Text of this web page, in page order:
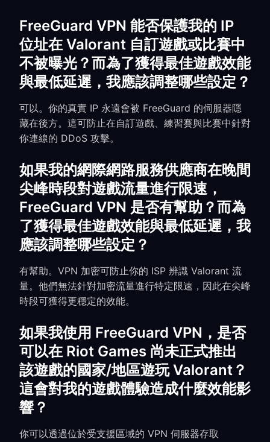
FreeGuard VPN 能否保護我的 IP
位址在 Valorant 自訂遊戲或比賽中
不被曝光？而為了獲得最佳遊戲效能
與最低延遲，我應該調整哪些設定？
可以。你的真實 IP 永遠會被 FreeGuard 的伺服器隱
藏在後方。這可防止在自訂遊戲、練習賽與比賽中針對
你連線的 DDoS 攻擊。
如果我的網際網路服務供應商在晚間
尖峰時段對遊戲流量進行限速，
FreeGuard VPN 是否有幫助？而為
了獲得最佳遊戲效能與最低延遲，我
應該調整哪些設定？
有幫助。VPN 加密可防止你的 ISP 辨識 Valorant 流
量。他們無法針對加密流量進行特定限速，因此在尖峰
時段可獲得更穩定的效能。
如果我使用 FreeGuard VPN，是否
可以在 Riot Games 尚未正式推出
該遊戲的國家/地區遊玩 Valorant？
這會對我的遊戲體驗造成什麼效能影
響？
你可以透過位於受支援區域的 VPN 伺服器存取